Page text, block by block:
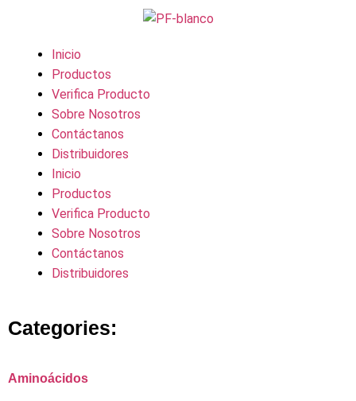
Inicio
Productos
Verifica Producto
Sobre Nosotros
Contáctanos
Distribuidores
Inicio
Productos
Verifica Producto
Sobre Nosotros
Contáctanos
Distribuidores
Categories:
Aminoácidos